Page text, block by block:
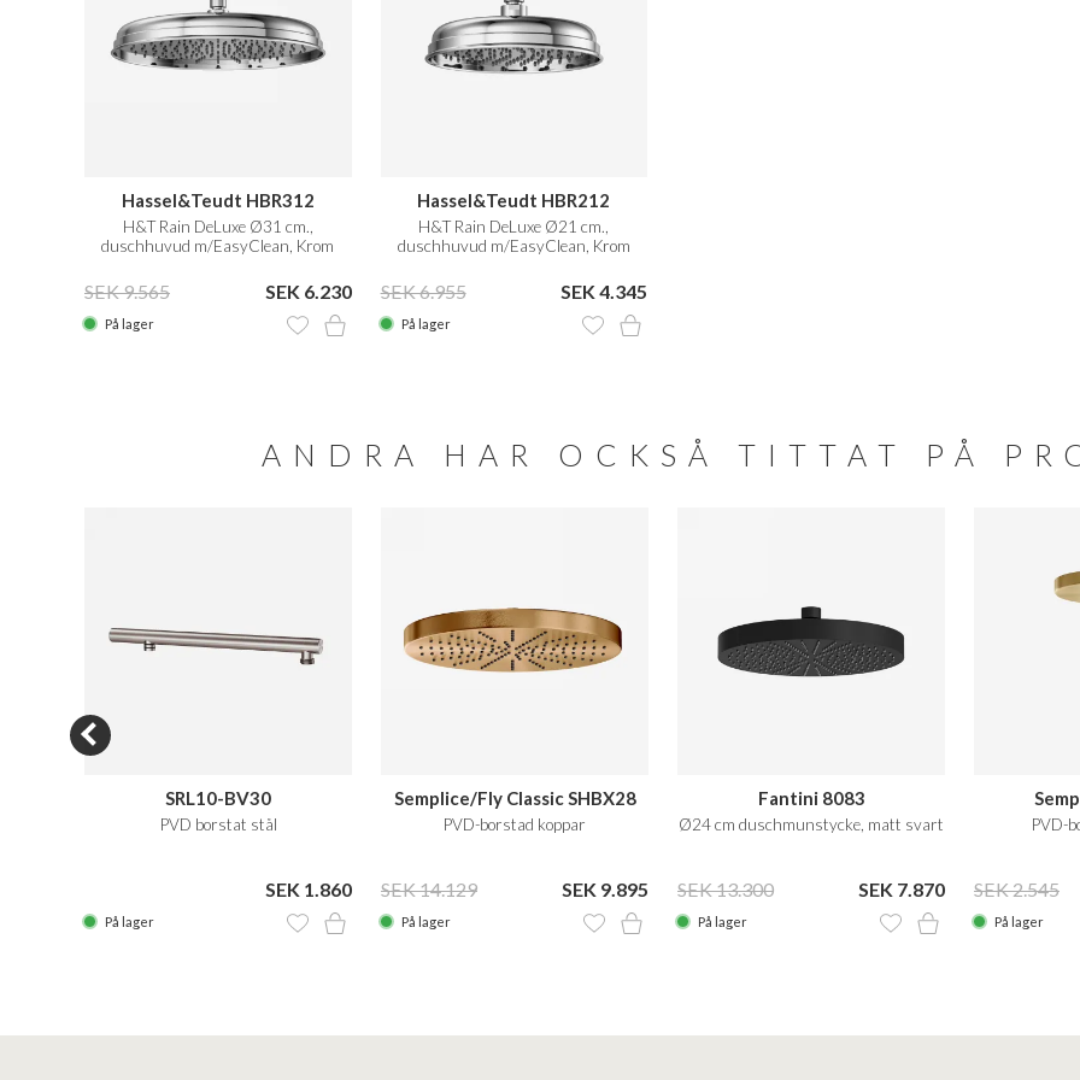
Hassel&Teudt HBR312
H&T Rain DeLuxe Ø31 cm.,
duschhuvud m/EasyClean, Krom
SEK 9.565 SEK 6.230
På lager
Hassel&Teudt HBR212
H&T Rain DeLuxe Ø21 cm.,
duschhuvud m/EasyClean, Krom
SEK 6.955 SEK 4.345
På lager
ANDRA HAR OCKSÅ TITTAT PÅ
SRL10-BV30
PVD borstat stål
SEK 1.860
På lager
Semplice/Fly Classic SHBX28
PVD-borstad koppar
SEK 14.129 SEK 9.895
På lager
Fantini 8083
Ø24 cm duschmunstycke, matt svart
SEK 13.300 SEK 7.870
På lager
PVD-
SEK 2.545
På lager